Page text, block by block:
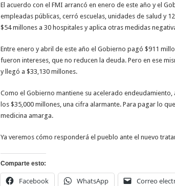
El acuerdo con el FMI arrancó en enero de este año y el
empleadas públicas, cerró escuelas, unidades de salud y
$54 millones a 30 hospitales y aplica otras medidas
Entre enero y abril de este año el Gobierno pagó $911
fueron intereses, que no reducen la deuda. Pero en ese
y llegó a $33,130 millones.
Como el Gobierno mantiene su acelerado
los $35,000 millones, una cifra alarmante. Para pagar lo
medicina amarga.
Ya veremos cómo responderá el pueblo ante el nuevo
Comparte esto:
Facebook WhatsApp Correo